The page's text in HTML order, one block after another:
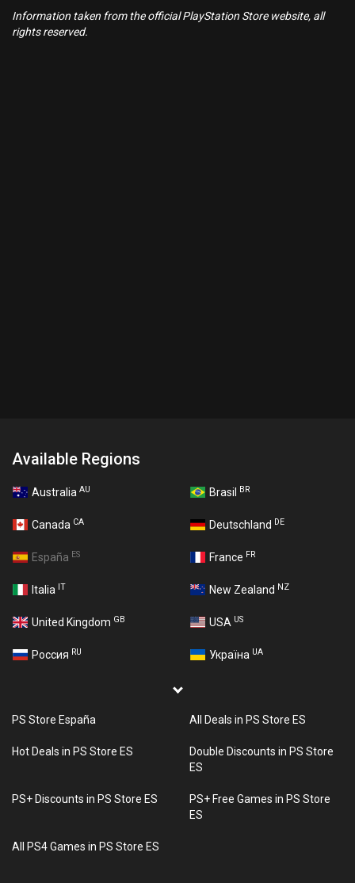
Information taken from the official PlayStation Store website, all
rights reserved.
Available Regions
Australia AU Brasil BR
Canada CA Deutschland DE
España ES France FR
Italia IT New Zealand NZ
United Kingdom GB USA US
Россия RU Україна UA
PS Store España All Deals in PS Store ES
Hot Deals in PS Store ES
Double Discounts in PS Store
ES
PS+ Discounts in PS Store ES
PS+ Free Games in PS Store
ES
All PS4 Games in PS Store ES